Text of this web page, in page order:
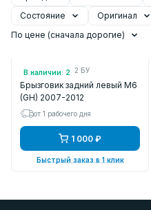
Состояние
Оригинал
По цене (сначала дорогие)
В наличии: 2
Арт.: GS1EV3462 БУ
Брызговик задний левый M6
(GH) 2007-2012
от 1 рабочего дня
1 000 ₽
Быстрый заказ в 1 клик